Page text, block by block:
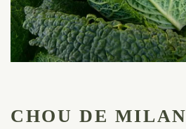
CHOU DE MILAN